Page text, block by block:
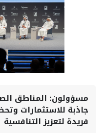
مسؤولون: المناطق
جاذبة للاستثمارات
فريدة لتعزيز التنافسية